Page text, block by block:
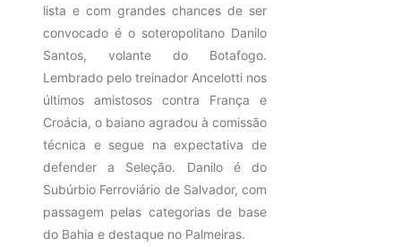
lista e com grandes chances de ser
convocado é o soteropolitano Danilo
Santos, volante do Botafogo.
Lembrado pelo treinador Ancelotti nos
últimos amistosos contra França e
Croácia, o baiano agradou à comissão
técnica e segue na expectativa de
defender a Seleção. Danilo é do
Subúrbio Ferroviário de Salvador, com
passagem pelas categorias de base
do Bahia e destaque no Palmeiras.